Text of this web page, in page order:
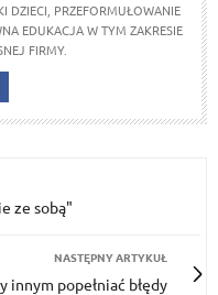
DZIECI, PRZEFORMUŁOWANIE
EDUKACJA W TYM ZAKRESIE
FIRMY.
ze sobą"
NASTĘPNY ARTYKUŁ
innym popełniać błędy